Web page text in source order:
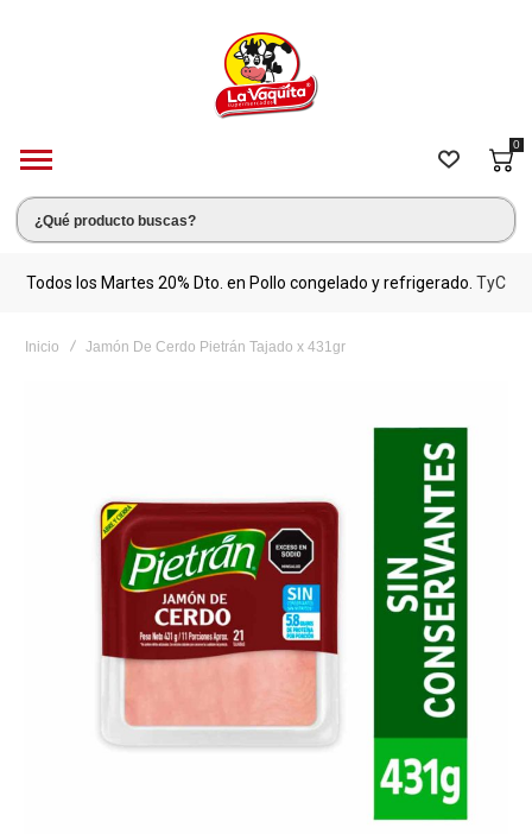
0
Todos los Martes 20% Dto. en Pollo congelado y refrigerado. TyC
Inicio Jamón De Cerdo Pietrán Tajado x 431gr